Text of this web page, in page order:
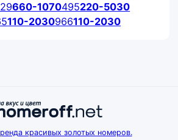
660-1070495220-5030
110-2030966110-2030
красивых золотых номеров.